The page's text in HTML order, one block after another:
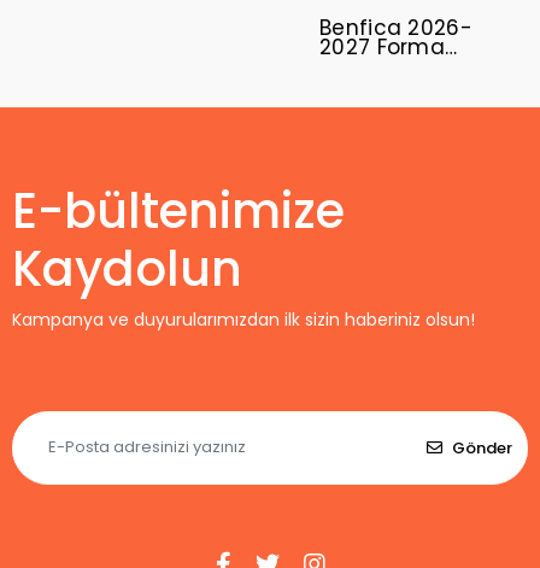
Benfica 2026-
2027 Forma
E-bültenimize
Kaydolun
Kampanya ve duyurularımızdan ilk sizin haberiniz olsun!
Gönder